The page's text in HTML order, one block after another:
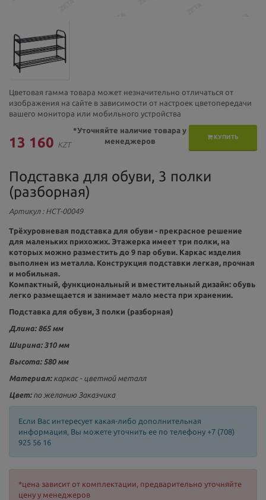
Цветовая гамма товара может незначительно отличаться от
изображения на сайте в зависимости от настроек цветопередачи
вашего монитора или мобильного устройства
13 160 KZT
КУПИТЬ
*Уточняйте наличие товара у
менеджеров
Подставка для обуви, 3 полки
(разборная)
Артикул: НСТ-00049
Трёхуровневая подставка для обуви - прекрасное решение
для маленьких прихожих. Этажерка имеет три полки, на
которых можно разместить до 9 пар обуви. Каркас изделия
выполнен из металла. Конструкция подставки легкая, прочная
и мобильная.
Компактный, функциональный и вместительный дизайн: обувь
легко размещается и занимает мало места при хранении.
Подставка для обуви, 3 полки (разборная)
Длина: 865 мм
Ширина: 310 мм
Высота: 580 мм
Материал: каркас - цветной металл
Цвет:по желанию Заказчика
Если Вас интересует какая-либо дополнительная
информация, Вы можете уточнить ее по телефону +7 (708)
925 56 16
*цена зависит от комплектации, предварительно уточняйте
цену у менеджеров